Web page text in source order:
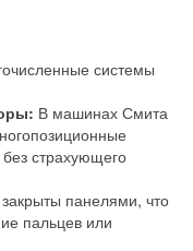
системы
В машинах Смита
страхующего
панелями, что
пальцев или